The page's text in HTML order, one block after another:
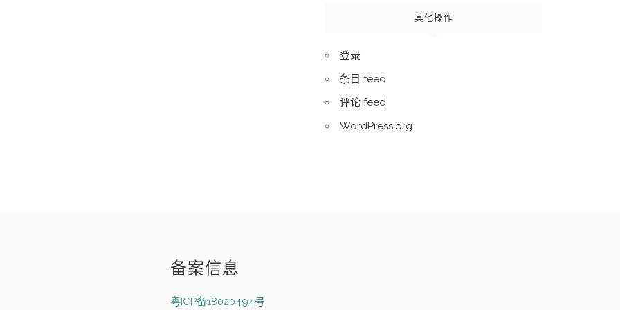
其他操作
登录
条目 feed
评论 feed
WordPress.org
备案信息
粤ICP备18020494号